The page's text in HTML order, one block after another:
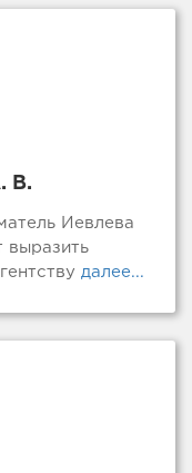
В.
Иевлева
выразить
далее...